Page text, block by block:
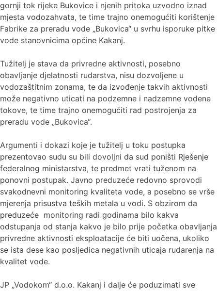
gornji tok rijeke Bukovice i njenih pritoka uzvodno iznad
mjesta vodozahvata, te time trajno onemogućiti korištenje
Fabrike za preradu vode „Bukovica“ u svrhu isporuke pitke
vode stanovnicima općine Kakanj.
Tužitelj je stava da privredne aktivnosti, posebno
obavljanje djelatnosti rudarstva, nisu dozvoljene u
vodozaštitnim zonama, te da izvođenje takvih aktivnosti
može negativno uticati na podzemne i nadzemne vodene
tokove, te time trajno onemogućiti rad postrojenja za
preradu vode „Bukovica“.
Argumenti i dokazi koje je tužitelj u toku postupka
prezentovao sudu su bili dovoljni da sud poništi Rješenje
federalnog ministarstva, te predmet vrati tuženom na
ponovni postupak. Javno preduzeće redovno sprovodi
svakodnevni monitoring kvaliteta vode, a posebno se vrše
mjerenja prisustva teških metala u vodi. S obzirom da
preduzeće monitoring radi godinama bilo kakva
odstupanja od stanja kakvo je bilo prije početka obavljanja
privredne aktivnosti eksploatacije će biti uočena, ukoliko
se ista dese kao posljedica negativnih uticaja rudarenja na
kvalitet vode.
JP „Vodokom“ d.o.o. Kakanj i dalje će poduzimati sve